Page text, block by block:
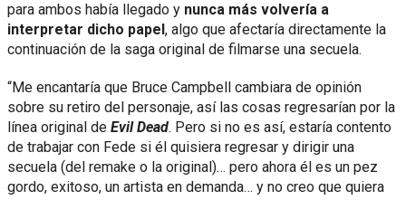
para ambos había llegado y nunca más volvería a
interpretar dicho papel , algo que afectaría directamente la
continuación de la saga original de filmarse una secuela.
“Me encantaría que Bruce Campbell cambiara de opinión
sobre su retiro del personaje, así las cosas regresarían por la
línea original de Evil Dead. Pero si no es así, estaría contento
de trabajar con Fede si él quisiera regresar y dirigir una
secuela (del remake o la original)… pero ahora él es un pez
gordo, exitoso, un artista en demanda… y no creo que quiera